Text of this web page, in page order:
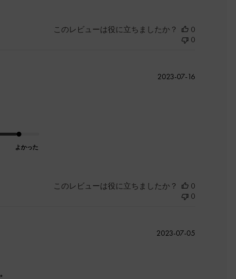
このレビューは役に立ちましたか？
0
0
よかった
公
2023-07-16
このレビューは役に立ちましたか？
0
0
公
2023-07-05